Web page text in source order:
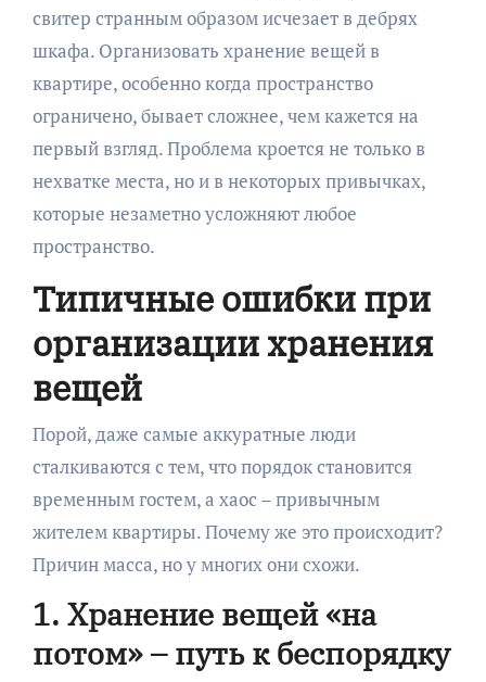
свитер странным образом исчезает в дебрях
шкафа. Организовать хранение вещей в
квартире, особенно когда пространство
ограничено, бывает сложнее, чем кажется на
первый взгляд. Проблема кроется не только в
нехватке места, но и в некоторых привычках,
которые незаметно усложняют любое
пространство.
Типичные ошибки при
организации хранения
вещей
Порой, даже самые аккуратные люди
сталкиваются с тем, что порядок становится
временным гостем, а хаос – привычным
жителем квартиры. Почему же это происходит?
Причин масса, но у многих они схожи.
1. Хранение вещей «на
потом» – путь к беспорядку